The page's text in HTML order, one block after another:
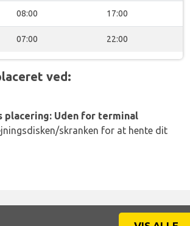
08:00 17:00
07:00 22:00
ved:
placering: Uden for terminal
skranken for at hente dit